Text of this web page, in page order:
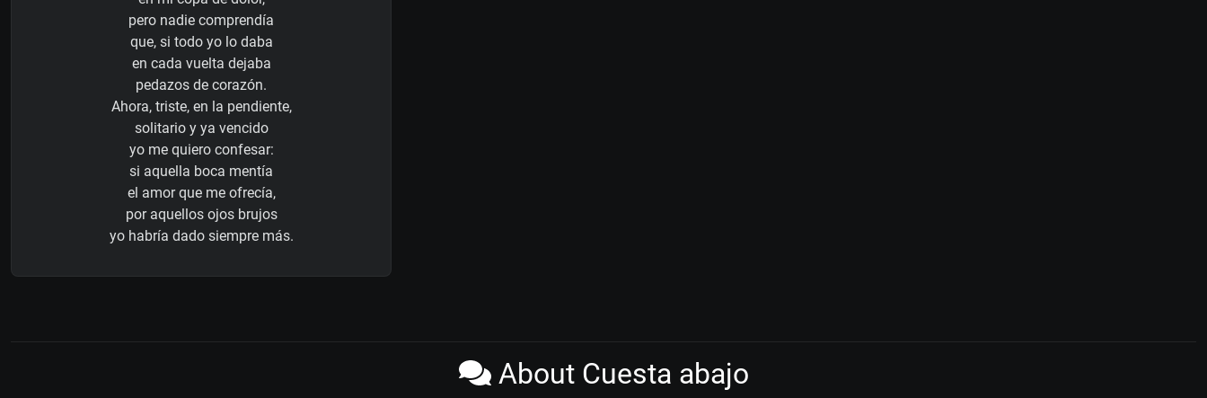
pero nadie comprendía
que, si todo yo lo daba
en cada vuelta dejaba
pedazos de corazón.
Ahora, triste, en la pendiente,
solitario y ya vencido
yo me quiero confesar:
si aquella boca mentía
el amor que me ofrecía,
por aquellos ojos brujos
yo habría dado siempre más.
About Cuesta abajo